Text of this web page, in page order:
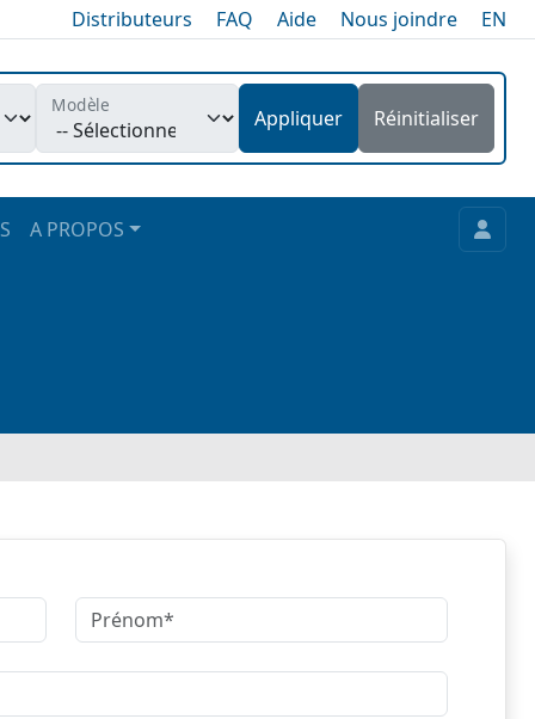
Distributeurs FAQ Aide Nous joindre EN
Modèle
Appliquer Réinitialiser
A PROPOS